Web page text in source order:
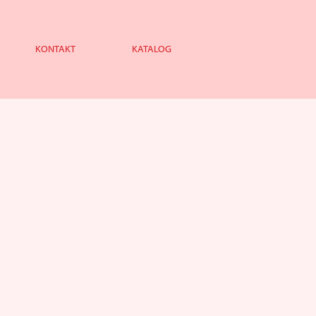
KONTAKT KATALOG